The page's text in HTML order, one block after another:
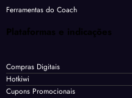
Ferramentas do Coach
Plataformas e indicações
Compras Digitais
Hotkiwi
Cupons Promocionais